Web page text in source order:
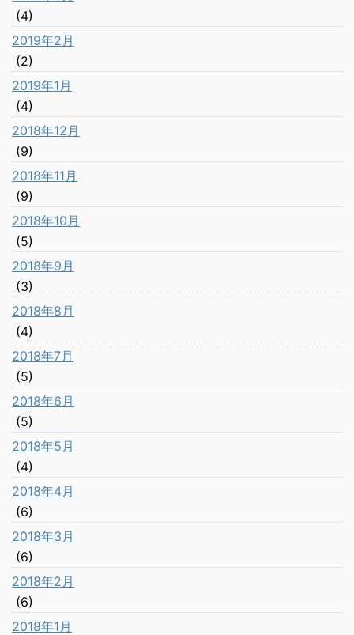
(4)
2019年2月
(2)
2019年1月
(4)
2018年12月
(9)
2018年11月
(9)
2018年10月
(5)
2018年9月
(3)
2018年8月
(4)
2018年7月
(5)
2018年6月
(5)
2018年5月
(4)
2018年4月
(6)
2018年3月
(6)
2018年2月
(6)
2018年1月